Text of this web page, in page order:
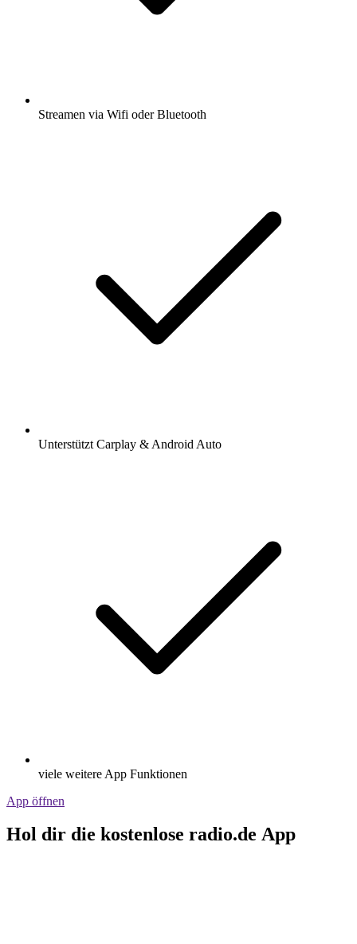
Streamen via Wifi oder Bluetooth
Unterstützt Carplay & Android Auto
viele weitere App Funktionen
App öffnen
Hol dir die kostenlose radio.de App